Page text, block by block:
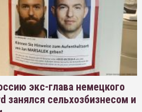
экс-глава немецкого
занялся сельхозбизнесом и